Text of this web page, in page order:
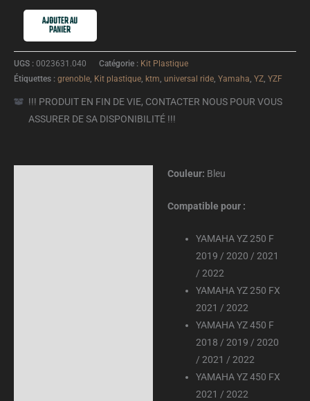
AJOUTER AU
PANIER
UGS : 0023631.040 Catégorie : Kit Plastique
Étiquettes : grenoble Kit plastique ktm universal ride Yamaha YZ YZF
!!! PRODUIT EN FIN DE VIE, CONTACTER NOUS POUR VOUS
ASSURER DE SA DISPONIBILITÉ !!!
Couleur: Bleu
Compatible pour :
YAMAHA YZ 250 F
2019 / 2020 / 2021
/ 2022
YAMAHA YZ 250 FX
2021 / 2022
YAMAHA YZ 450 F
2018 / 2019 / 2020
/ 2021 / 2022
YAMAHA YZ 450 FX
2021 / 2022